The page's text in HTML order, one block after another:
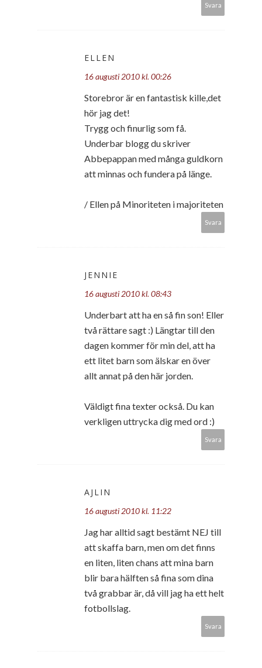
Svara
ELLEN
16 augusti 2010 kl. 00:26
Storebror är en fantastisk kille,det
hör jag det!
Trygg och finurlig som få.
Underbar blogg du skriver
Abbepappan med många guldkorn
att minnas och fundera på länge.
/ Ellen på Minoriteten i majoriteten
Svara
JENNIE
16 augusti 2010 kl. 08:43
Underbart att ha en så fin son! Eller
två rättare sagt :) Längtar till den
dagen kommer för min del, att ha
ett litet barn som älskar en över
allt annat på den här jorden.
Väldigt fina texter också. Du kan
verkligen uttrycka dig med ord :)
Svara
AJLIN
16 augusti 2010 kl. 11:22
Jag har alltid sagt bestämt NEJ till
att skaffa barn, men om det finns
en liten, liten chans att mina barn
blir bara hälften så fina som dina
två grabbar är, då vill jag ha ett helt
fotbollslag.
Svara